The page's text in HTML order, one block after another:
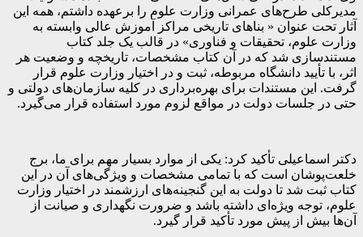
مدیرکلی طرح‌های عمرانی وزارت علوم را برعهده داشتم، همه این
آثار تحت عنوان « بناهای تاریخی مراکز آموزش عالی وابسته به
وزارت علوم، تحقیقات و فناوری» در قالب یک جلد کتاب
مستندسازی شد که در آن کتاب مشخصات، تاریخچه و وضعیت هر
اثر، با تأیید دانشگاه مربوطه، ثبت و در اختیار وزارت علوم قرار
گرفت. این مستندات برای بهره‌برداری در کلیه سازمان‌های دولتی و
حتی در جلسات دولت در مواقع لزوم مورد استفاده قرار می‌گیرد.
دکتر اسماعیلی تأکید کرد: یکی از موارد بسیار مهم برای ما، برج
خلعت‌پوشان است که با تمامی مشخصات و ویژگی‌های آن در این
کتاب ثبت شد تا دولت به این گنجینه‌های ارزشمند در اختیار وزارت
علوم، توجه ویژه‌ای داشته باشد و ضرورت نگهداری و صیانت از
آن‌ها بیش از پیش مورد تأکید قرار گیرد.